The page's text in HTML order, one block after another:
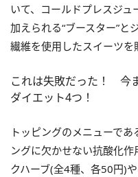
いて、コールドプレスジ
加えられる“ブースター”と
繊維を使用したスイーツを
これは失敗だった！ 今
ダイエット4つ！
トッピングのメニューであ
ングに欠かせない抗酸化
クハーブ(全4種、各50円)